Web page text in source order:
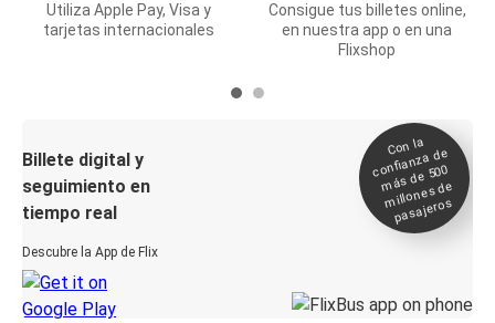
Utiliza Apple Pay, Visa y
tarjetas internacionales
Consigue tus billetes online,
en nuestra app o en una
Flixshop
Billete digital y
seguimiento en
tiempo real
Descubre la App de Flix
Con la
confianza de
más de 500
millones de
pasajeros